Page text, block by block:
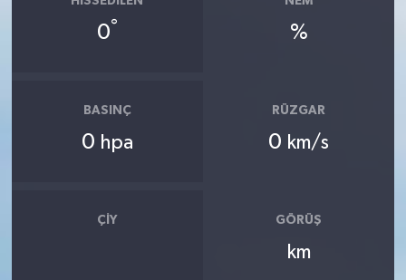
0° %
BASINÇ
0 hpa
RÜZGAR
0 km/s
ÇIY GÖRÜŞ
km